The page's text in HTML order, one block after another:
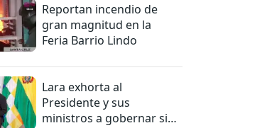
Reportan incendio de
gran magnitud en la
Feria Barrio Lindo
Lara exhorta al
Presidente y sus
ministros a gobernar sin